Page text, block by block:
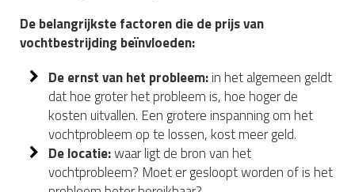
De belangrijkste factoren die de prijs van
vochtbestrijding beïnvloeden:
De ernst van het probleem:in het algemeen geldt
dat hoe groter het probleem is, hoe hoger de
kosten uitvallen. Een grotere inspanning om het
vochtprobleem op te lossen, kost meer geld.
De locatie:waar ligt de bron van het
vochtprobleem? Moet er gesloopt worden of is het